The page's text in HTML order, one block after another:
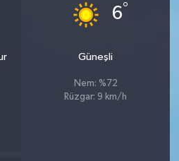
6°
Güneşli
Nem: %72
Rüzgar: 9 km/h